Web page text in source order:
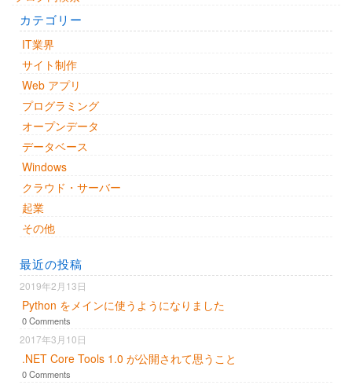
カテゴリー
IT業界
サイト制作
Web アプリ
プログラミング
オープンデータ
データベース
Windows
クラウド・サーバー
起業
その他
最近の投稿
2019年2月13日
Python をメインに使うようになりました
0 Comments
2017年3月10日
.NET Core Tools 1.0 が公開されて思うこと
0 Comments